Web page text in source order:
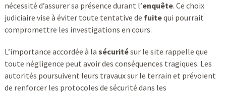
nécessité d’assurer sa présence durant l’enquête. Ce choix
judiciaire vise à éviter toute tentative de fuitequi pourrait
compromettre les investigations en cours.
L’importance accordée à la sécuritésur le site rappelle que
toute négligence peut avoir des conséquences tragiques. Les
autorités poursuivent leurs travaux sur le terrain et prévoient
de renforcer les protocoles de sécurité dans les